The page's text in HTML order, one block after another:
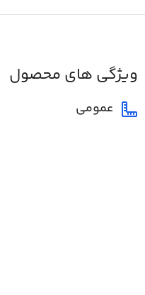
ویژگی های محصول
عمومی